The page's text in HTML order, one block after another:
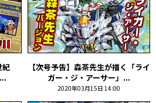
紀
【次号予告】森茶先生が描く「ライ
ガー・ジ・アーサー」...
2020年03月15日 14:00